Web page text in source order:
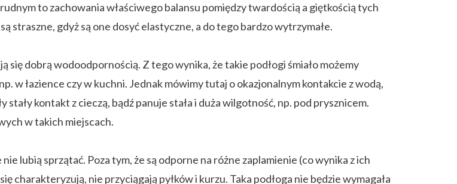
to zachowania właściwego balansu pomiędzy twardością a giętkością tych
straszne, gdyż są one dosyć elastyczne, a do tego bardzo wytrzymałe.
dobrą wodoodpornością. Z tego wynika, że takie podłogi śmiało możemy
w łazience czy w kuchni. Jednak mówimy tutaj o okazjonalnym kontakcie z wodą,
kontakt z cieczą, bądź panuje stała i duża wilgotność, np. pod prysznicem.
w takich miejscach.
lubią sprzątać. Poza tym, że są odporne na różne zaplamienie (co wynika z ich
nie przyciągają pyłków i kurzu. Taka podłoga nie będzie wymagała